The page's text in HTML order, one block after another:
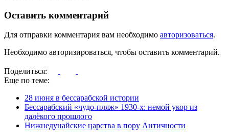
Оставить комментарий
Для отправки комментария вам необходимо авторизоваться.
Необходимо авторизироваться, чтобы оставить комментарий.
Поделиться:
Еще по теме:
28 июня в бессарабской истории
Бессарабский «чудо-пляж» 1930-х: немой укор из
далёкого прошлого
Нижнедунайские царства в пору Античности